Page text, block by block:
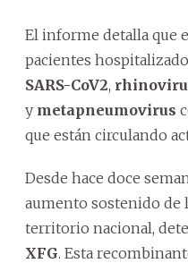
El informe detalla que
pacientes
SARS-CoV2,
y metapneumovirus
que están circulando
Desde hace doce
aumento sostenido de
territorio nacional,
XFG. Esta